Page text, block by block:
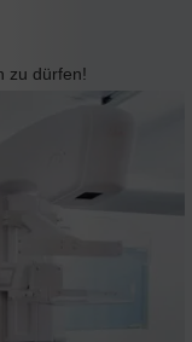
zu dürfen!